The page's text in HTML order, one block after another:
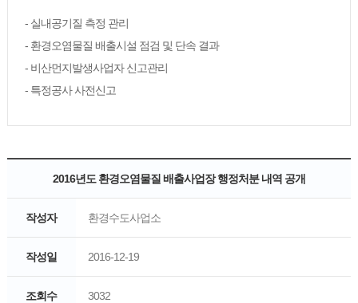
- 실내공기질 측정 관리
- 환경오염물질 배출시설 점검 및 단속 결과
- 비산먼지발생사업자 신고관리
- 특정공사 사전신고
2016년도 환경오염물질 배출사업장 행정처분 내역 공개
작성자 환경수도사업소
작성일 2016-12-19
조회수 3032